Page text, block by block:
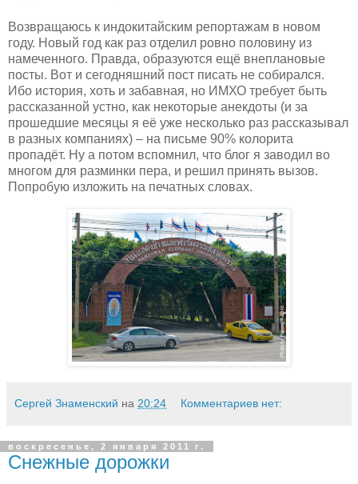
Возвращаюсь к индокитайским репортажам в новом
году. Новый год как раз отделил ровно половину из
намеченного. Правда, образуются ещё внеплановые
посты. Вот и сегодняшний пост писать не собирался.
Ибо история, хоть и забавная, но ИМХО требует быть
рассказанной устно, как некоторые анекдоты (и за
прошедшие месяцы я её уже несколько раз рассказывал
в разных компаниях) – на письме 90% колорита
пропадёт. Ну а потом вспомнил, что блог я заводил во
многом для разминки пера, и решил принять вызов.
Попробую изложить на печатных словах.
Сергей Знаменский на 20:24 Комментариев нет:
воскресенье, 2 января 2011 г.
Снежные дорожки